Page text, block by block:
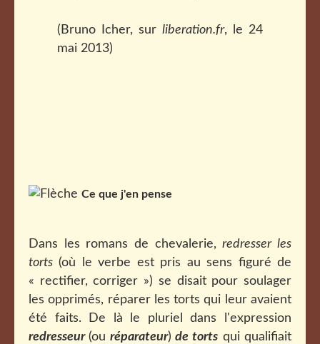
(Bruno Icher, sur liberation.fr, le 24
mai 2013)
Ce que j'en pense
Dans les romans de chevalerie,redresser les
torts (où le verbe est pris au sens figuré de
« rectifier, corriger ») se disait pour soulager
les opprimés, réparer les torts qui leur avaient
été faits. De là le pluriel dans l'expression
redresseur(ou réparateur) de torts qui qualifiait